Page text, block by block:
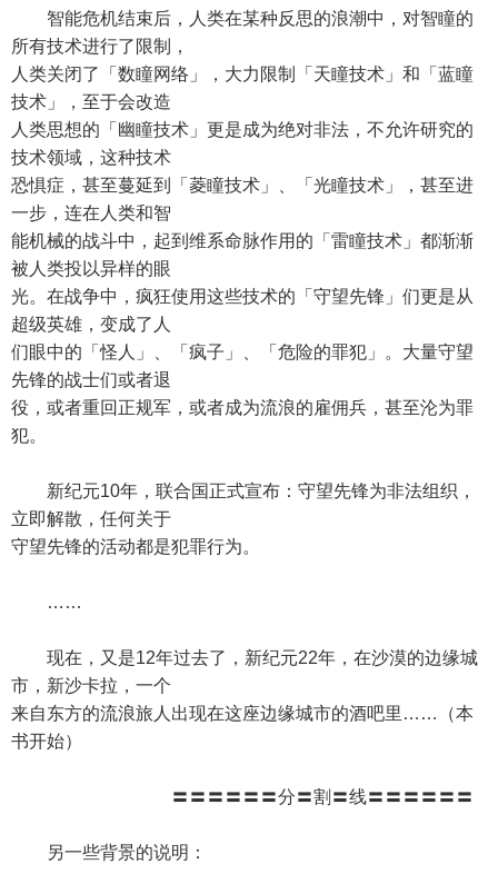
智能危机结束后，人类在某种反思的浪潮中，对智瞳的
所有技术进行了限制，
人类关闭了「数瞳网络」，大力限制「天瞳技术」和「蓝瞳
技术」，至于会改造
人类思想的「幽瞳技术」更是成为绝对非法，不允许研究的
技术领域，这种技术
恐惧症，甚至蔓延到「菱瞳技术」、「光瞳技术」，甚至进
一步，连在人类和智
能机械的战斗中，起到维系命脉作用的「雷瞳技术」都渐渐
被人类投以异样的眼
光。在战争中，疯狂使用这些技术的「守望先锋」们更是从
超级英雄，变成了人
们眼中的「怪人」、「疯子」、「危险的罪犯」。大量守望
先锋的战士们或者退
役，或者重回正规军，或者成为流浪的雇佣兵，甚至沦为罪
犯。
新纪元10年，联合国正式宣布：守望先锋为非法组织，
立即解散，任何关于
守望先锋的活动都是犯罪行为。
……
现在，又是12年过去了，新纪元22年，在沙漠的边缘城
市，新沙卡拉，一个
来自东方的流浪旅人出现在这座边缘城市的酒吧里……（本
书开始）
〓〓〓〓〓〓分〓割〓线〓〓〓〓〓〓
另一些背景的说明：